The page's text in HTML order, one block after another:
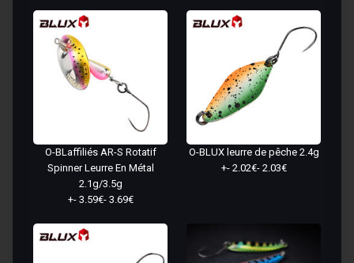
O-BLaffiliés AR-S Rotatif
Spinner Leurre En Métal
2.1g/3.5g
+- 3.59€- 3.69€
O-BLUX leurre de pêche 2.4g
+- 2.02€- 2.03€